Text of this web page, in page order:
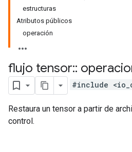
estructuras
Atributos públicos
operación
flujo tensor::
#include
Restaura un tensor a partir de
control.